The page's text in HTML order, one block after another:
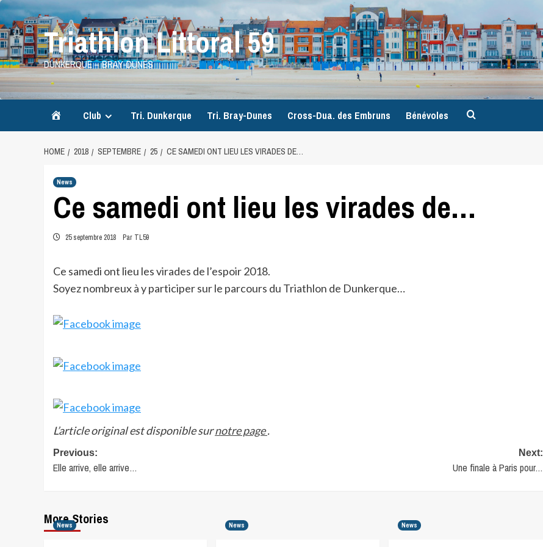
Skip
to
content
Triathlon Littoral 59
DUNKERQUE – BRAY-DUNES
Accueil
Club Tri. Dunkerque Tri. Bray-Dunes Cross-Dua. des Embruns Bénévoles
HOME 2018 SEPTEMBRE 25 CE SAMEDI ONT LIEU LES VIRADES DE…
News
Ce samedi ont lieu les virades de…
25 septembre 2018 Par TL59
Ce samedi ont lieu les virades de l’espoir 2018.
Soyez nombreux à y participer sur le parcours du Triathlon de Dunkerque…
L’article original est disponible surnotre page.
Post
navigation
Previous:
Elle arrive, elle arrive…
Next:
Une finale à Paris pour…
More Stories
News News News